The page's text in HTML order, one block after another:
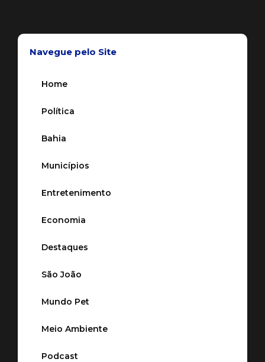
Navegue pelo Site
Home
Política
Bahia
Municípios
Entretenimento
Economia
Destaques
São João
Mundo Pet
Meio Ambiente
Podcast